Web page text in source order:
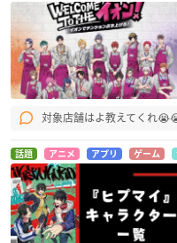
対象店舗はよ教えてくれ
話題 アニメ アプリ ゲーム